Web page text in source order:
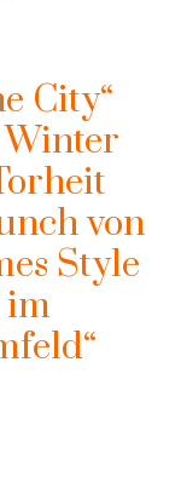
City“
von
Style
im